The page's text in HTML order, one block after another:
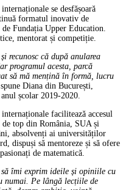
se desfășoară
formatul inovativ de
Fundația Upper Education.
mentorat și competiție.
recunosc că după anularea
programul acesta, parcă
să mă mențină în formă, lucru
Diana din București,
școlar 2019-2020.
facilitează accesul
top din România, SUA și
absolvenți ai universităților
dispuși să mentoreze și să ofere
de matematică.
îmi exprim ideile și opiniile cu
numai. Pe lângă lecțiile de